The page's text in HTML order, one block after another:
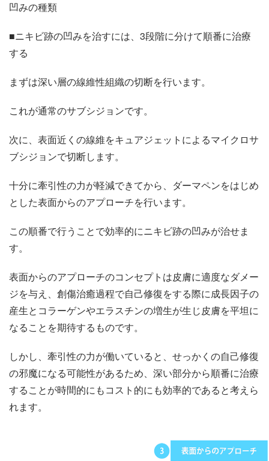
凹みの種類
■ニキビ跡の凹みを治すには、3段階に分けて順番に治療
する
まずは深い層の線維性組織の切断を行います。
これが通常のサブシジョンです。
次に、表面近くの線維をキュアジェットによるマイクロサ
ブシジョンで切断します。
十分に牽引性の力が軽減できてから、ダーマペンをはじめ
とした表面からのアプローチを行います。
この順番で行うことで効率的にニキビ跡の凹みが治せま
す。
表面からのアプローチのコンセプトは皮膚に適度なダメー
ジを与え、創傷治癒過程で自己修復をする際に成長因子の
産生とコラーゲンやエラスチンの増生が生じ皮膚を平坦に
なることを期待するものです。
しかし、牽引性の力が働いていると、せっかくの自己修復
の邪魔になる可能性があるため、深い部分から順番に治療
することが時間的にもコスト的にも効率的であると考えら
れます。